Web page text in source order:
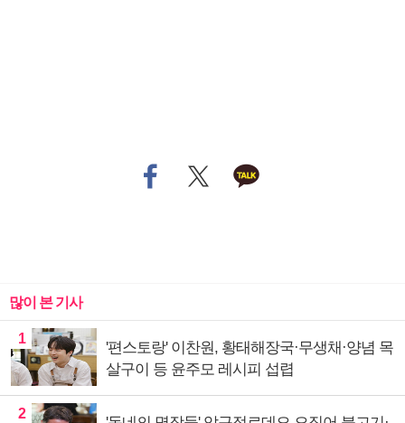
많이 본 기사
1
'편스토랑' 이찬원, 황태해장국·무생채·양념 목
살구이 등 윤주모 레시피 섭렵
2